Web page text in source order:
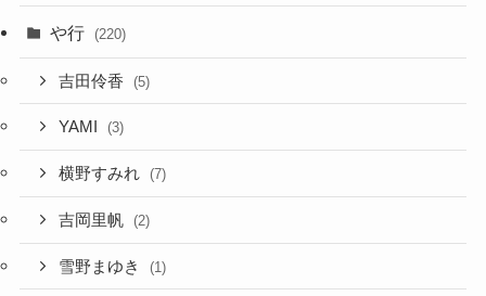
や行 (220)
吉田伶香 (5)
YAMI (3)
横野すみれ (7)
吉岡里帆 (2)
雪野まゆき (1)